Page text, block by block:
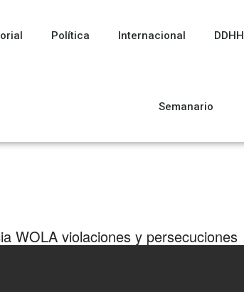
Política Internacional DDHH
Semanario
WOLA violaciones y persecuciones
en El Salvador